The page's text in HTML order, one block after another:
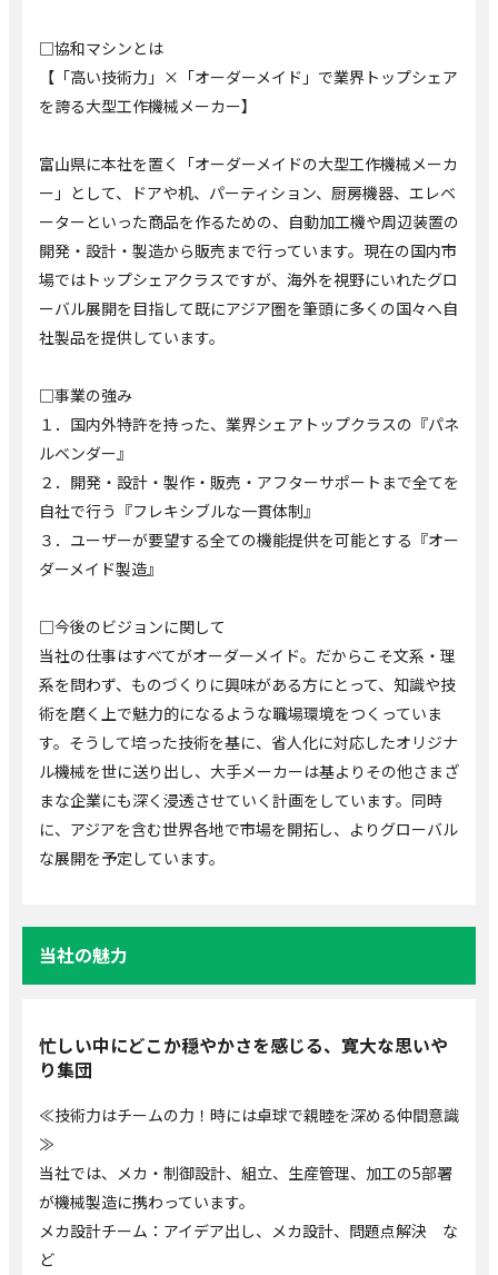
□協和マシンとは
【「高い技術力」×「オーダーメイド」で業界トップシェア
を誇る大型工作機械メーカー】
富山県に本社を置く「オーダーメイドの大型工作機械メーカ
ー」として、ドアや机、パーティション、厨房機器、エレベ
ーターといった商品を作るための、自動加工機や周辺装置の
開発・設計・製造から販売まで行っています。現在の国内市
場ではトップシェアクラスですが、海外を視野にいれたグロ
ーバル展開を目指して既にアジア圏を筆頭に多くの国々へ自
社製品を提供しています。
□事業の強み
１．国内外特許を持った、業界シェアトップクラスの『パネ
ルベンダー』
２．開発・設計・製作・販売・アフターサポートまで全てを
自社で行う『フレキシブルな一貫体制』
３．ユーザーが要望する全ての機能提供を可能とする『オー
ダーメイド製造』
□今後のビジョンに関して
当社の仕事はすべてがオーダーメイド。だからこそ文系・理
系を問わず、ものづくりに興味がある方にとって、知識や技
術を磨く上で魅力的になるような職場環境をつくっていま
す。そうして培った技術を基に、省人化に対応したオリジナ
ル機械を世に送り出し、大手メーカーは基よりその他さまざ
まな企業にも深く浸透させていく計画をしています。同時
に、アジアを含む世界各地で市場を開拓し、よりグローバル
な展開を予定しています。
当社の魅力
忙しい中にどこか穏やかさを感じる、寛大な思いや
り集団
≪技術力はチームの力！時には卓球で親睦を深める仲間意識
≫
当社では、メカ・制御設計、組立、生産管理、加工の5部署
が機械製造に携わっています。
メカ設計チーム：アイデア出し、メカ設計、問題点解決 な
ど